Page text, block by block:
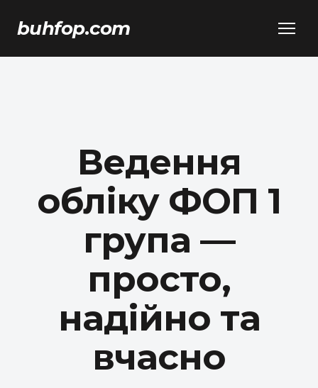
buhfop.com
Ведення
обліку ФОП 1
група —
просто,
надійно та
вчасно